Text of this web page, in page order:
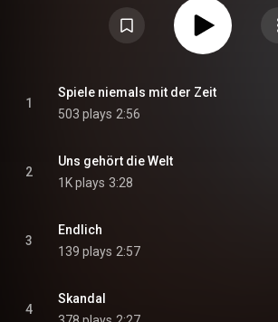
1
Spiele niemals mit der Zeit
503 plays 2:56
2
Uns gehört die Welt
1K plays 3:28
3
Endlich
139 plays 2:57
4
Skandal